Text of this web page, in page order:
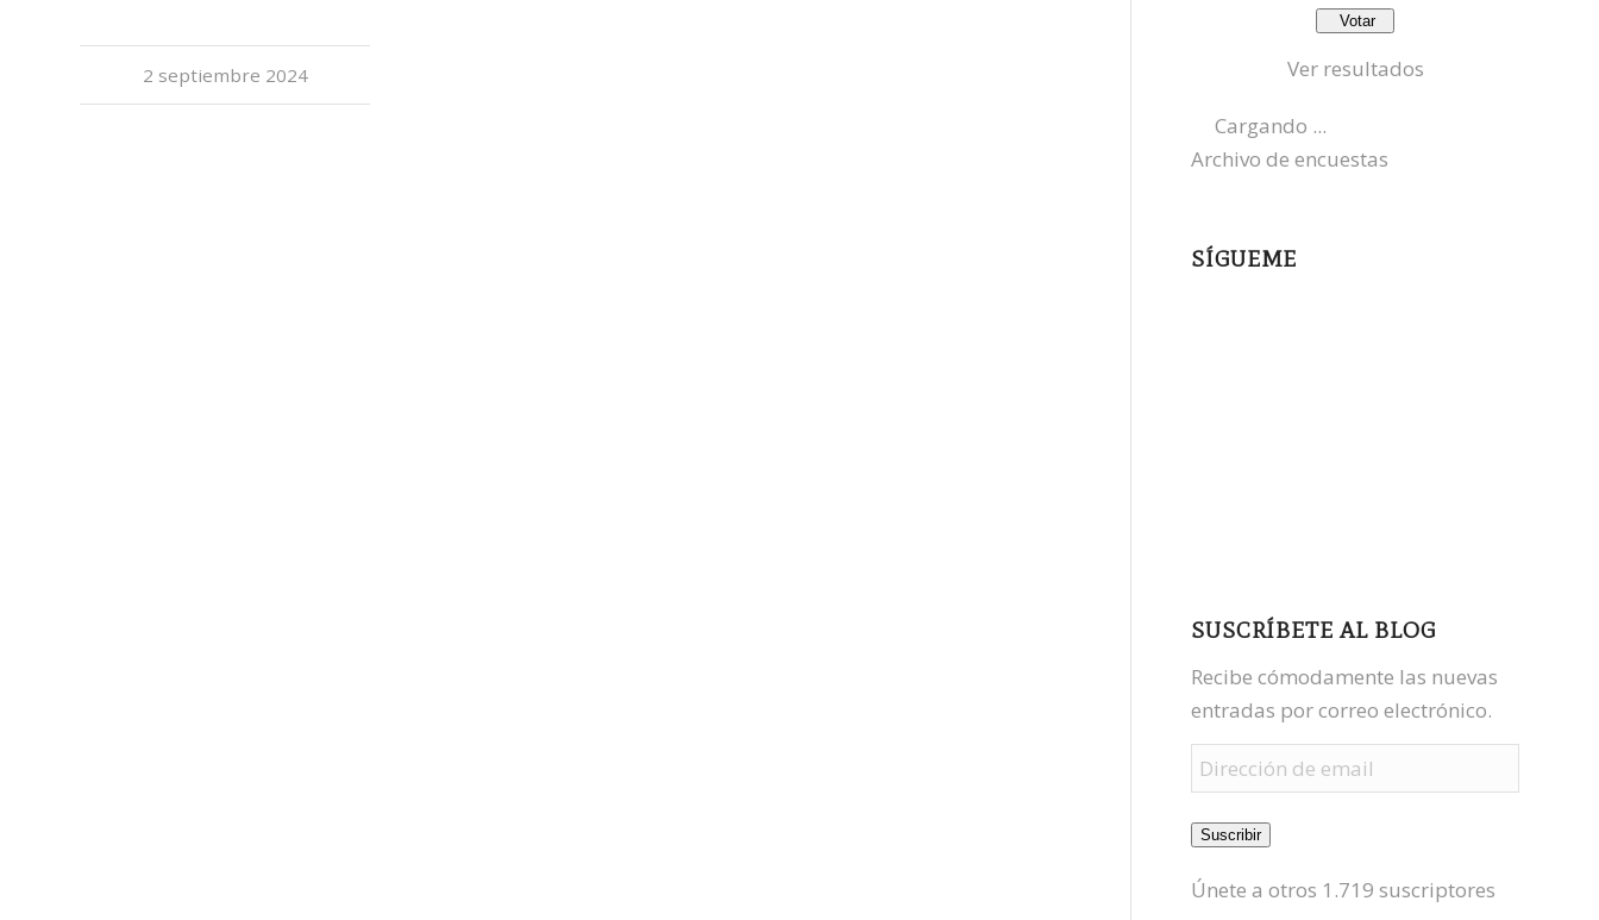
2 septiembre 2024 Ver resultados
Cargando ...
Archivo de encuestas
SÍGUEME
SUSCRÍBETE AL BLOG
Recibe cómodamente las nuevas
entradas por correo electrónico.
Dirección
de
email
Suscribir
Únete a otros 1.719 suscriptores